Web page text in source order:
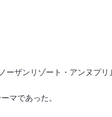
ザンリゾート・アンヌプリ
マであった。